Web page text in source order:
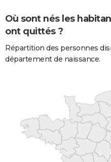
Où sont nés les
ont quittés ?
Répartition des personnes
département de naissance.